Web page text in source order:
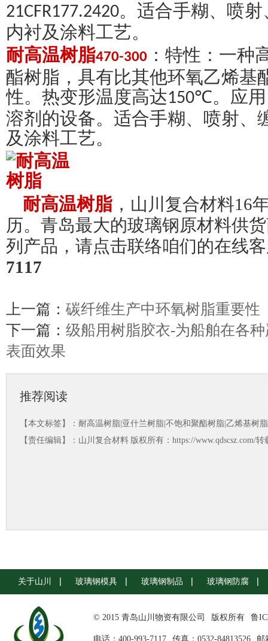
21CFR177.2420。适合手糊、喷
内衬及涂料工艺。
耐高温树脂470-300 ：特性：一种
酯树脂，具有比其他环氧乙烯基
性。热变形温度高达150℃。 应
溶剂的设备。适合手糊、喷射、
及涂料工艺。
耐高温树脂 ， 山川复合材料16
历。青岛最大的玻璃钢原材料供
列产品，请点击联络咱们的在线
7117
上一篇： 碳纤维生产中环氧树脂重要性
下一篇： 级船用树脂胶衣-为船舶在各
表面效果
推荐阅读
【本文标签】： 耐高温树脂|亚什兰树脂|不饱和聚酯树脂|乙烯基树
【责任编辑】： 山川复合材料 版权所有：https://www.qdscsz.com/
关于山川 玻璃钢模具 玻璃钢制品 玻璃钢防腐
© 2015 青岛山川物资有限公司 版权所有 鲁
电话：400-993-7117 传真：0532-84813526 邮